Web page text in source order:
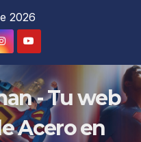
2026
- Tu web
Acero en